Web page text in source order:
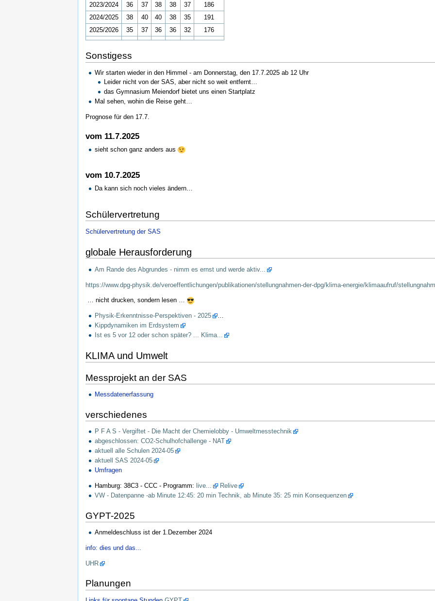
2023/2024
36 37 38 38 37
186
2024/2025
38 40 40 38 35
191
2025/2026
35 37 36 36 32 176
Sonstigess
Wir starten wieder in den Himmel - am Donnerstag, den 17.7.2025 ab 12 Uhr
Leider nicht von der SAS, aber nicht so weit entfernt…
das Gymnasium Meiendorf bietet uns einen Startplatz
Mal sehen, wohin die Reise geht…
Prognose für den 17.7.
vom 11.7.2025
sieht schon ganz anders aus
vom 10.7.2025
Da kann sich noch vieles ändern…
Schülervertretung
Schülervertretung der SAS
globale Herausforderung
Am Rande des Abgrundes - nimm es ernst und werde aktiv...
https://www.dpg-physik.de/veroeffentlichungen/publikationen/stellungnahmen-der-dpg/klima-energie/klimaaufruf/
… nicht drucken, sondern lesen …
Physik-Erkenntnisse-Perspektiven - 2025
…
Kippdynamiken im Erdsystem
Ist es 5 vor 12 oder schon später? ... Klima...
KLIMA und Umwelt
Messprojekt an der SAS
Messdatenerfassung
verschiedenes
P F A S - Vergiftet - Die Macht der Chemielobby - Umweltmesstechnik
abgeschlossen: CO2-Schulhofchallenge - NAT
aktuell alle Schulen 2024-05
aktuell SAS 2024-05
Umfragen
Hamburg: 38C3 - CCC - Programm: live...
Relive
VW - Datenpanne -ab Minute 12:45: 20 min Technik, ab Minute 35: 25 min Konsequenzen
GYPT-2025
Anmeldeschluss ist der 1.Dezember 2024
info: dies und das...
UHR
Planungen